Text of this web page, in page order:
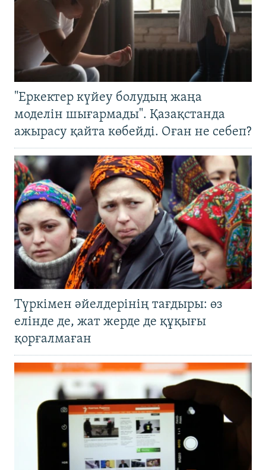
"Еркектер күйеу болудың жаңа
моделін шығармады". Қазақстанда
ажырасу қайта көбейді. Оған не себеп?
Түркімен әйелдерінің тағдыры: өз
елінде де, жат жерде де құқығы
қорғалмаған